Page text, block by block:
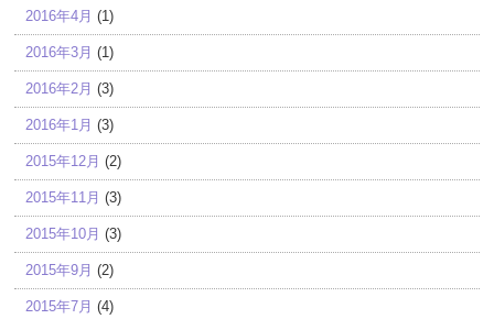
2016年4月 (1)
2016年3月 (1)
2016年2月 (3)
2016年1月 (3)
2015年12月 (2)
2015年11月 (3)
2015年10月 (3)
2015年9月 (2)
2015年7月 (4)